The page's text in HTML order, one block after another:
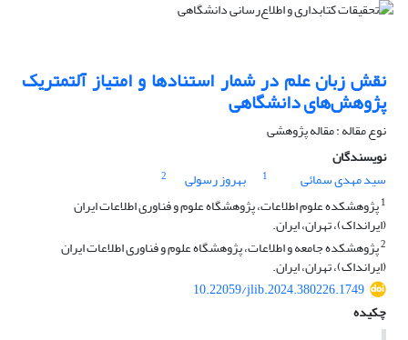
نقش زبان علم در شمار استنادها و امتیاز آلتمتریک
پژوهش‌های دانشگاهی
نوع مقاله : مقاله پژوهشی
نویسندگان
سید مهدی سمائی
1 بهروز رسولی
2
1پژوهشکده علوم اطلاعات، پژوهشگاه علوم و فناوری اطلاعات ایران
(ایرانداک)، تهران، ایران.
2پژوهشکده جامعه و اطلاعات، پژوهشگاه علوم و فناوری اطلاعات ایران
(ایرانداک)، تهران، ایران.
10.22059/jlib.2024.380226.1749
چکیده